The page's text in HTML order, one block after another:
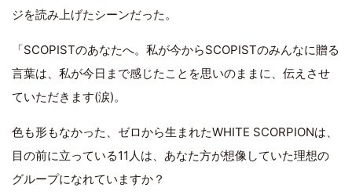
ジを読み上げたシーンだった。
「SCOPISTのあなたへ。私が今からSCOPISTのみんなに贈る
言葉は、私が今日まで感じたことを思いのままに、伝えさせ
ていただきます(涙)。
色も形もなかった、ゼロから生まれたWHITE SCORPIONは、
目の前に立っている11人は、あなた方が想像していた理想の
グループになれていますか？